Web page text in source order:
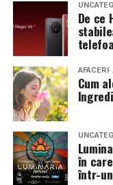
De ce
AFACERI
Cum
în
într-